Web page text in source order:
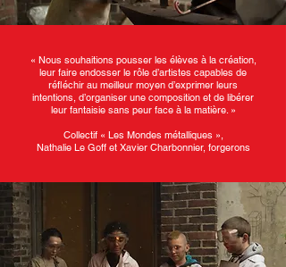
« Nous souhaitions pousser les élèves à la création,
leur faire endosser le rôle d’artistes capables de
réfléchir au meilleur moyen d’exprimer leurs
intentions, d’organiser une composition et de libérer
leur fantaisie sans peur face à la matière. »
Collectif « Les Mondes métalliques »,
Nathalie Le Goff et Xavier Charbonnier, forgerons